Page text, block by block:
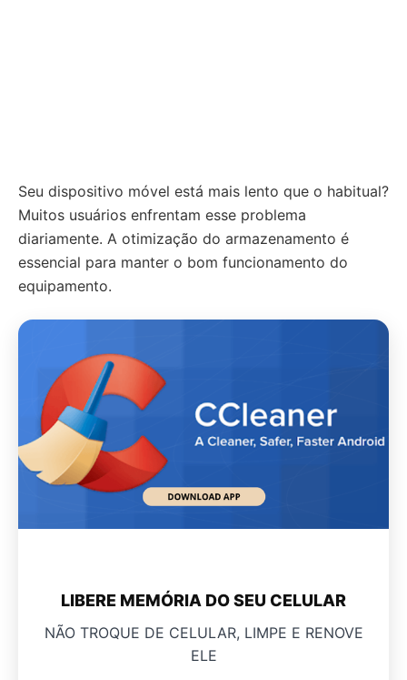
Seu dispositivo móvel está mais lento que o habitual?
Muitos usuários enfrentam esse problema
diariamente. A otimização do armazenamento é
essencial para manter o bom funcionamento do
equipamento.
LIBERE MEMÓRIA DO SEU CELULAR
NÃO TROQUE DE CELULAR, LIMPE E RENOVE
ELE